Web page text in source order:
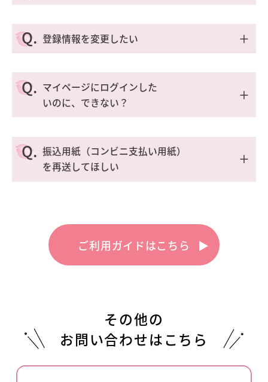
のいずれかからご連絡ください。
また、定期コースのキャンセルは
でも
お受け付けしております。ログイン後、「定期コ
ースの確認・変更」画面よりお手続きください。
※お住まいの地域によっては、お届けまでに日数
を要することがあるため、発送準備が完了してい
すが、お早めにご連絡ください。
A. 次回お届け予定日の10日前までご変更できます。
お電話、LINE、本ページ下部にあるお問い合わせ
フォームのいずれかからご連絡ください。 また、
マイページからでも簡単にご変更できます。（手
順の詳細はこちら）
※お住まいの地域によっては、お届けまでに日数
を要することがあるため、発送準備が完了してい
る可能性がございます。お手数をおかけいたしま
すが、お早めにご連絡ください。
Q. 登録情報を変更したい ＋
A. お電話、LINE、本ページ下部にあるお問い合わせ
フォームのいずれかからご連絡ください。
また、マイページからでも簡単にご変更できま
す。（手順の詳細はこちら）
Q. マイページにログインした
いのに、できない？
＋
A. こちらのページにご登録のメールアドレスをご入
力ください。 入力されたメールアドレスに「パス
ワード登録/変更手順」のメールをお送りいたし
ますので、そちらの案内通りに設定をお願いいた
マイページのご登録がお済みでない方はこちら
＜マイページご登録方法＞
お電話（0120-842-555）もしくは本ページ下
部にあるお問い合わせフォームで「メールア
Q. 振込用紙（コンビニ支払い用紙）
を再送してほしい
＋
トサービス株式会社問い合わせ窓口 （
0570-666-
350
）までご連絡ください。
下部にあるお問い合わせフォームのいずれかか ら
ご連絡ください。
ご利用ガイドはこちら ▶︎
その他の
お問い合わせはこちら